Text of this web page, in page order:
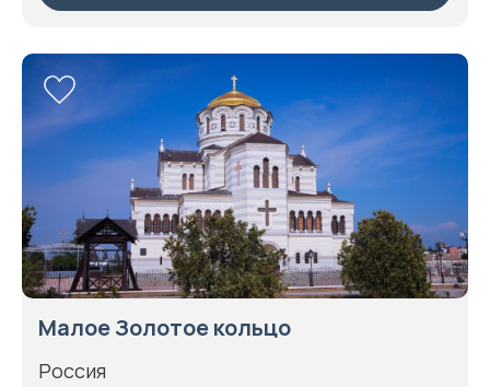
Малое Золотое кольцо
Россия